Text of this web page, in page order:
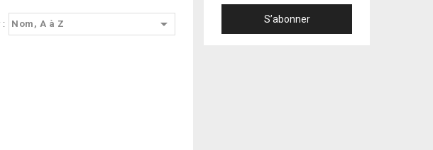
: Nom, A à Z 